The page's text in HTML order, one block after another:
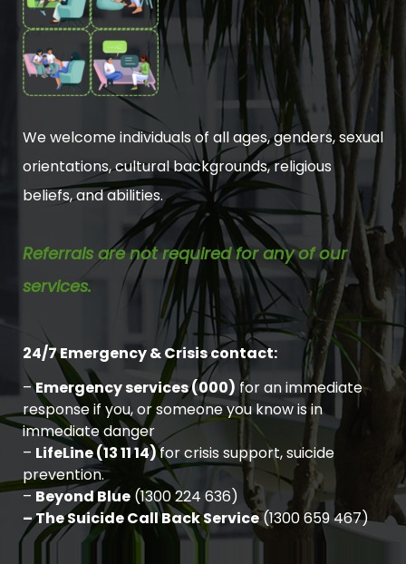
We welcome individuals of all ages, genders, sexual
orientations, cultural backgrounds, religious
beliefs, and abilities.
Referrals are not required for any of our
services.
24/7 Emergency & Crisis contact:
–Emergency services (000) for an immediate
response if you, or someone you know is in
immediate danger
– LifeLine (13 11 14)for crisis support, suicide
prevention.
– Beyond Blue (1300 224 636)
– The Suicide Call Back Service(1300 659 467)